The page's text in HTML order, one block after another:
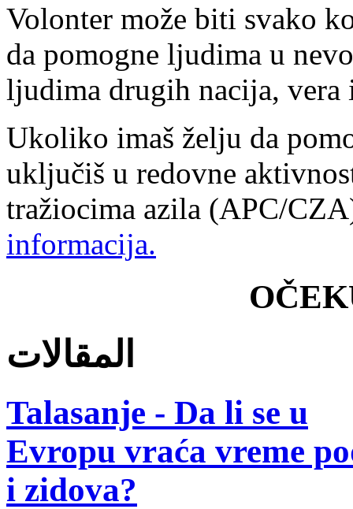
Volonter može biti svako
da pomogne ljudima u
ljudima drugih nacija, vera
Ukoliko imaš želju da
uključiš u redovne
tražiocima azila (APC/
informacija.
المقالات
Talasanje - Da li se u
Evropu vraća vreme
i zidova?